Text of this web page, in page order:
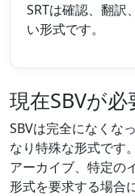
SRTは確認、翻訳
い形式です。
現在SBVが
SBVは完全になくな
なり特殊な形式です
アーカイブ、特定の
形式を要求する場合